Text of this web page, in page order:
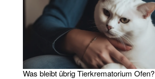
Was bleibt übrig Tierkrematorium Ofen?